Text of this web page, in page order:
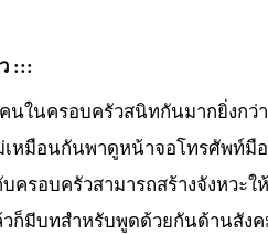
:::
นในครอบครัวสนิทกันมากยิ่งกว่
หมือนกันพาดูหน้าจอโทรศัพท์มื
ครอบครัวสามารถสร้างจังหวะใ
วก็มีบทสำหรับพูดด้วยกันด้านสัง